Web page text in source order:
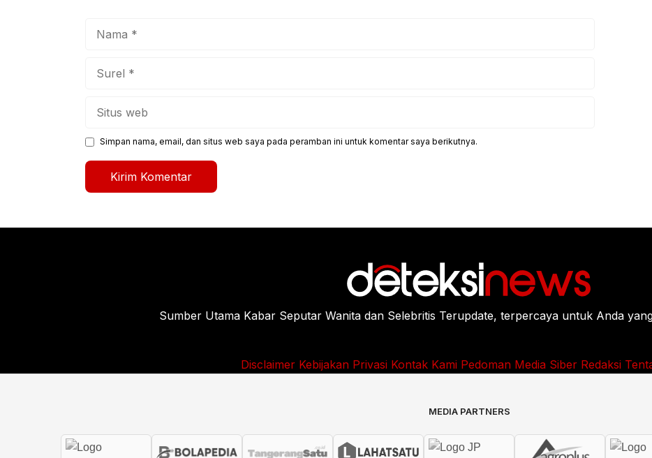
Simpan nama, email, dan situs web saya pada peramban ini untuk komentar saya berikutnya.
Sumber Utama Kabar Seputar Wanita dan Selebritis Terupdate, terpercaya untuk Anda
Disclaimer Kebijakan Privasi Kontak Kami Pedoman Media Siber Redaksi
MEDIA PARTNERS